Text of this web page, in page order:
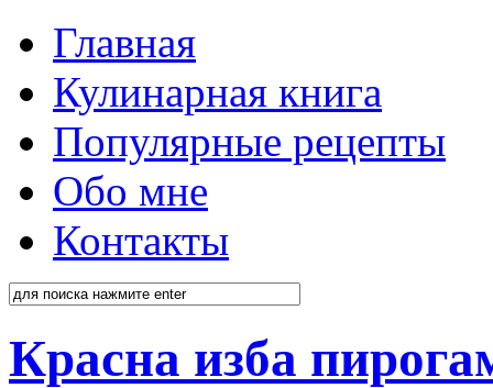
Главная
Кулинарная книга
Популярные рецепты
Обо мне
Контакты
Красна изба